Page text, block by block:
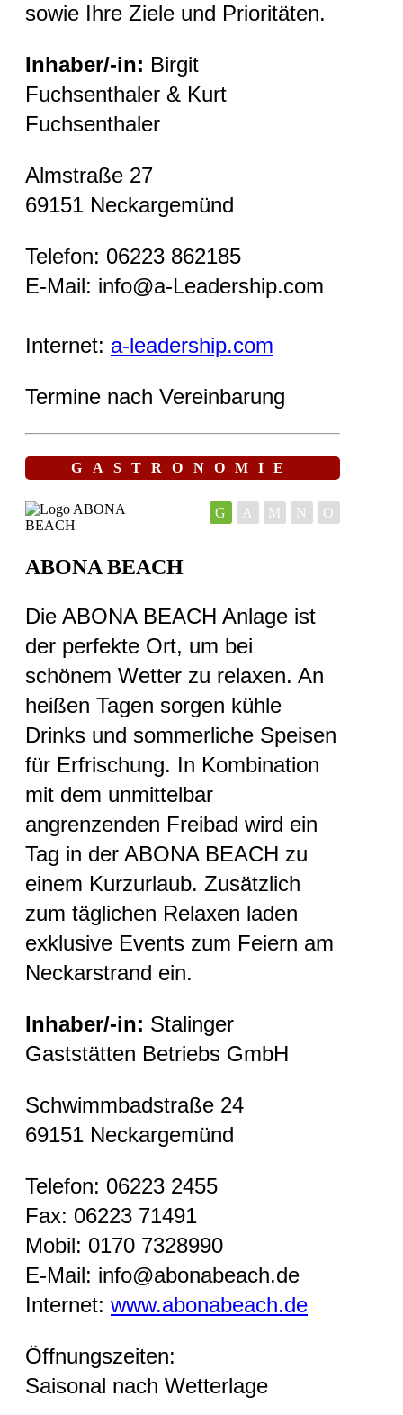
sowie Ihre Ziele und Prioritäten.
Inhaber/-in: Birgit
Fuchsenthaler & Kurt
Fuchsenthaler
Almstraße 27
69151 Neckargemünd
Telefon: 06223 862185
E-Mail: info@a-Leadership.com
Internet: a-leadership.com
Termine nach Vereinbarung
GASTRONOMIE
O
N
M
A
G
ABONA BEACH
Die ABONA BEACH Anlage ist
der perfekte Ort, um bei
schönem Wetter zu relaxen. An
heißen Tagen sorgen kühle
Drinks und sommerliche Speisen
für Erfrischung. In Kombination
mit dem unmittelbar
angrenzenden Freibad wird ein
Tag in der ABONA BEACH zu
einem Kurzurlaub. Zusätzlich
zum täglichen Relaxen laden
exklusive Events zum Feiern am
Neckarstrand ein.
Inhaber/-in: Stalinger
Gaststätten Betriebs GmbH
Schwimmbadstraße 24
69151 Neckargemünd
Telefon: 06223 2455
Fax: 06223 71491
Mobil: 0170 7328990
E-Mail: info@abonabeach.de
Internet: www.abonabeach.de
Öffnungszeiten:
Saisonal nach Wetterlage